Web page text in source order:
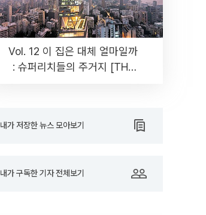
Vol. 12 이 집은 대체 얼마일까
: 슈퍼리치들의 주거지 [THE
내가 저장한 뉴스 모아보기
내가 구독한 기자 전체보기